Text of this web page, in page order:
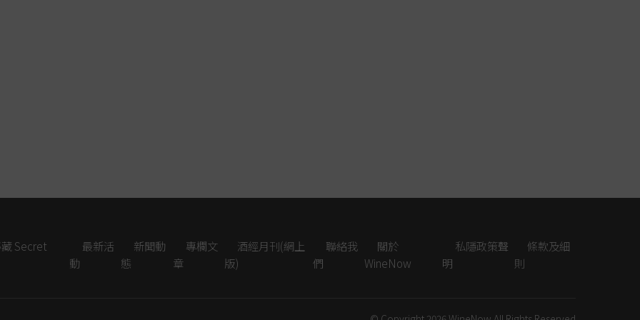
Secret
最新活
動
新聞動
態
專欄文
章
酒經月刊(網上
版)
聯絡我
們
關於
WineNow
私隱政策聲
明
條款及細
則